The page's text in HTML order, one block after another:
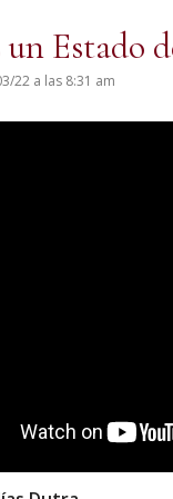
un Estado
22 a las 8:31 am